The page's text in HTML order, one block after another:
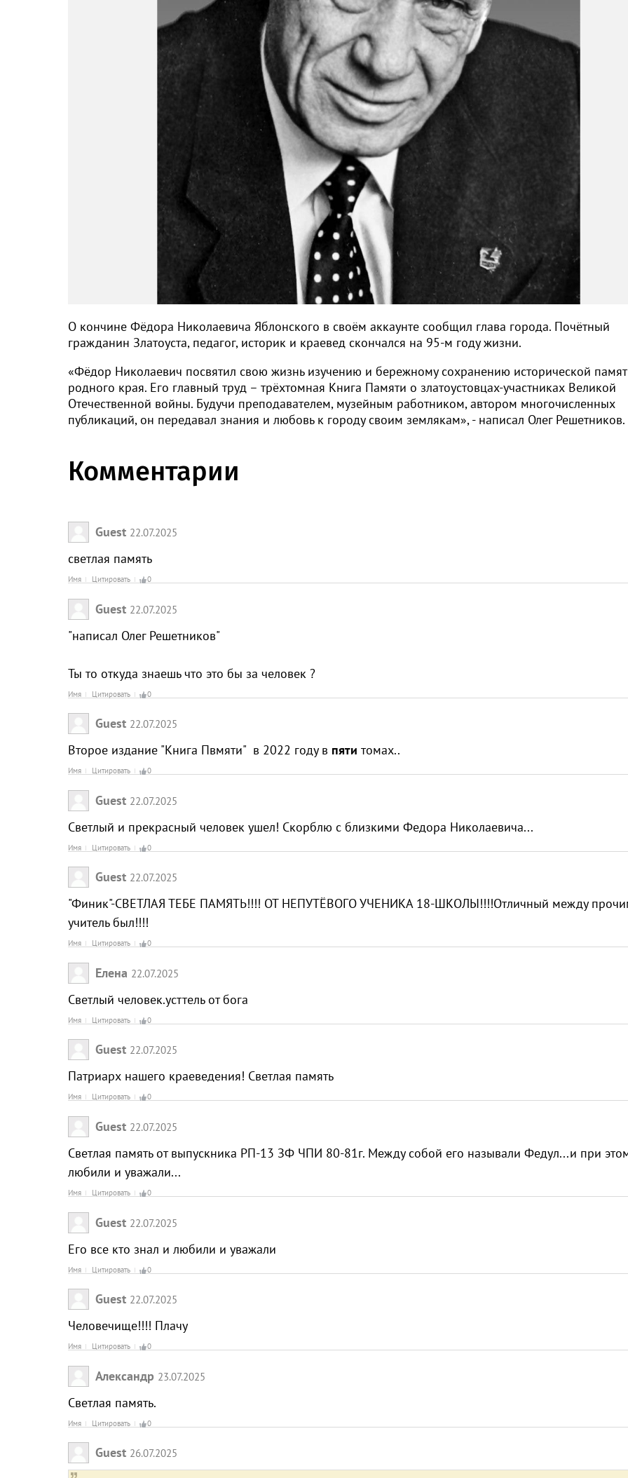
О кончине Фёдора Николаевича Яблонского в своём аккаунте сообщил глава города. Почётный
гражданин Златоуста, педагог, историк и краевед скончался на 95-м году жизни.
«Фёдор Николаевич посвятил свою жизнь изучению и бережному сохранению исторической
родного края. Его главный труд – трёхтомная Книга Памяти о златоустовцах-участниках Великой
Отечественной войны. Будучи преподавателем, музейным работником, автором многочисленных
публикаций, он передавал знания и любовь к городу своим землякам», - написал Олег Решетников.
Комментарии
Guest 22.07.2025
светлая память
Имя Цитировать 0
Guest 22.07.2025
"написал Олег Решетников"
Ты то откуда знаешь что это бы за человек ?
Имя Цитировать 0
Guest 22.07.2025
Второе издание "Книга Пвмяти" в 2022 году в пяти томах..
Имя Цитировать 0
Guest 22.07.2025
Светлый и прекрасный человек ушел! Скорблю с близкими Федора Николаевича...
Имя Цитировать 0
Guest 22.07.2025
"Финик"-СВЕТЛАЯ ТЕБЕ ПАМЯТЬ!!!! ОТ НЕПУТЁВОГО УЧЕНИКА 18-ШКОЛЫ!!!!Отличный между
учитель был!!!!
Имя Цитировать 0
Елена 22.07.2025
Светлый человек.усттель от бога
Имя Цитировать 0
Guest 22.07.2025
Патриарх нашего краеведения! Светлая память
Имя Цитировать 0
Guest 22.07.2025
Светлая память от выпускника РП-13 ЗФ ЧПИ 80-81г. Между собой его называли Федул...и при
любили и уважали...
Имя Цитировать 0
Guest 22.07.2025
Его все кто знал и любили и уважали
Имя Цитировать 0
Guest 22.07.2025
Человечище!!!! Плачу
Имя Цитировать 0
Александр 23.07.2025
Светлая память.
Имя Цитировать 0
Guest 26.07.2025